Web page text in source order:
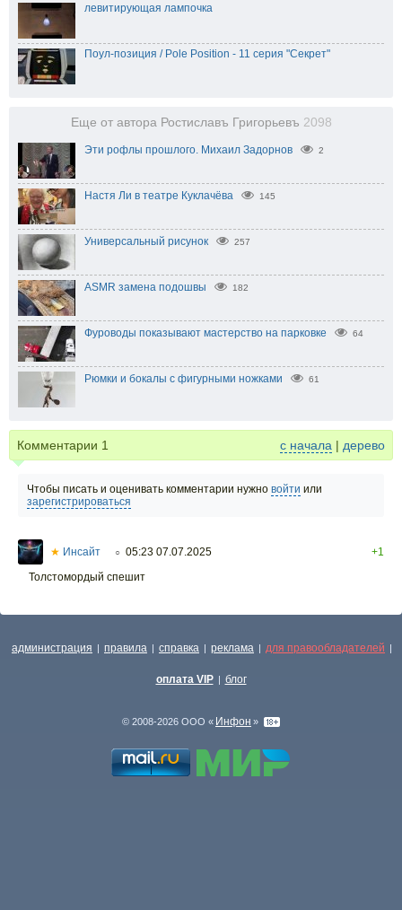
левитирующая лампочка
Поул-позиция / Pole Position - 11 серия "Секрет"
Еще от автора Ростиславъ Григорьевъ 2098
Эти рофлы прошлого. Михаил Задорнов 2
Настя Ли в театре Куклачёва 145
Универсальный рисунок 257
ASMR замена подошвы 182
Фуроводы показывают мастерство на парковке 64
Рюмки и бокалы с фигурными ножками 61
Комментарии 1 с начала | дерево
Чтобы писать и оценивать комментарии нужно войти или
зарегистрироваться
★ Инсайт ○ 05:23 07.07.2025
+1
Толстомордый спешит
администрация | правила | справка | реклама | для правообладателей |
оплата VIP | блог
© 2008-2026 ООО « Инфон »